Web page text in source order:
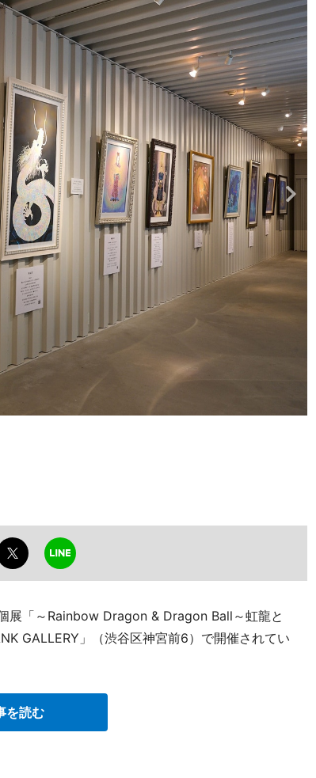
展「～Rainbow Dragon & Dragon Ball～虹龍と
GALLERY」（渋谷区神宮前6）で開催されてい
を読む